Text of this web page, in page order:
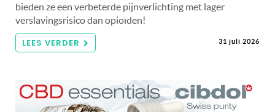
bieden ze een verbeterde pijnverlichting met lager
verslavingsrisico dan opioïden!
LEES VERDER 31 juli 2026